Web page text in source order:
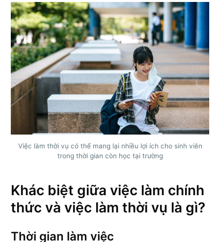
Việc làm thời vụ có thể mang lại nhiều lợi ích cho sinh viên
trong thời gian còn học tại trường
Khác biệt giữa việc làm chính
thức và việc làm thời vụ là gì?
Thời gian làm việc